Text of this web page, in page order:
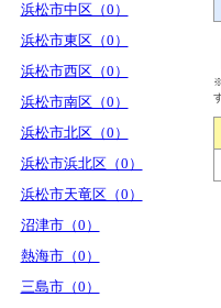
浜松市中区（0）
浜松市東区（0）
浜松市西区（0）
浜松市南区（0）
浜松市北区（0）
浜松市浜北区（0）
浜松市天竜区（0）
沼津市（0）
熱海市（0）
三島市（0）